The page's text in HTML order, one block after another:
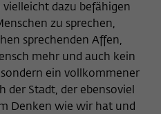
dazu befähigen
zu sprechen,
sprechenden Affen,
mehr und auch kein
ein vollkommener
der Stadt, der ebensoviel
Denken wie wir hat und